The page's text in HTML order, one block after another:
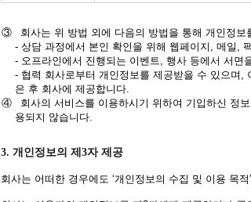
③
회사는 위 방법 외에 다음의 방법을 통해 개인정보
- 상담 과정에서 본인 확인을 위해 웹페이지, 메일,
- 오프라인에서 진행되는 이벤트, 행사 등에서 서면
- 협력 회사로부터 개인정보를 제공받을 수 있으며
은 후 회사에 제공합니다.
④
회사의 서비스를 이용하시기 위하여 기입하신 정
용되지 않습니다.
3. 개인정보의 제3자 제공
회사는 어떠한 경우에도 ‘개인정보의 수집 및 이용 목